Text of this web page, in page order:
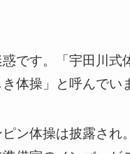
です。「宇田川式
体操」と呼んでい
ピン体操は披露され